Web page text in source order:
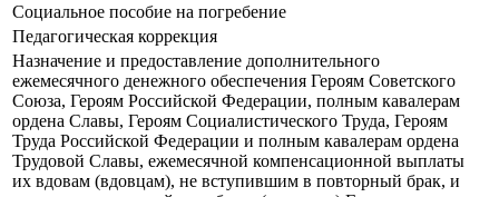
Социальное пособие на погребение
Педагогическая коррекция
Назначение и предоставление дополнительного
ежемесячного денежного обеспечения Героям Советского
Союза, Героям Российской Федерации, полным кавалерам
ордена Славы, Героям Социалистического Труда, Героям
Труда Российской Федерации и полным кавалерам ордена
Трудовой Славы, ежемесячной компенсационной выплаты
их вдовам (вдовцам), не вступившим в повторный брак, и